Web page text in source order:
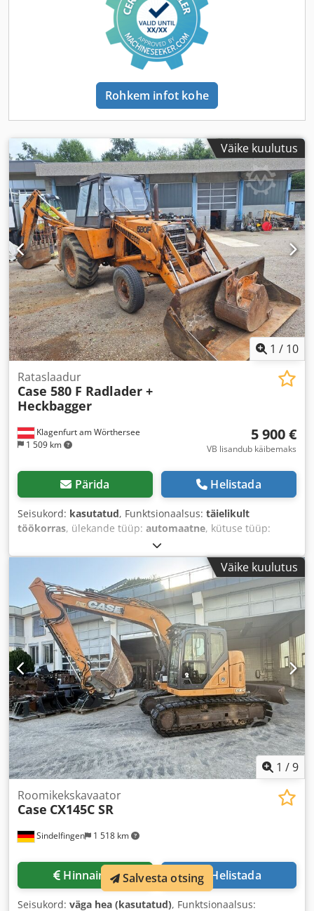
Rohkem infot kohe
Väike kuulutus
1 / 10
Klagenfurt am Wörthersee
1 509 km
Rataslaadur
Case 580 F Radlader +
Heckbagger
5 900 €
VB lisandub käibemaks
Pärida Helistada
Seisukord: kasutatud, Funktsionaalsus: täielikult
töökorras, ülekande tüüp: automaatne, kütuse tüüp:
, telje konfiguratsioon:
registreerimine:10/1977, Ehitusaasta:1977, Varustus:
Väike kuulutus
1 /9
Sindelfingen 1 518 km
Roomikekskavaator
Case CX145C SR
Hinnainfo Helistada
Seisukord: väga hea (kasutatud), Funktsionaalsus:
Salvesta otsing